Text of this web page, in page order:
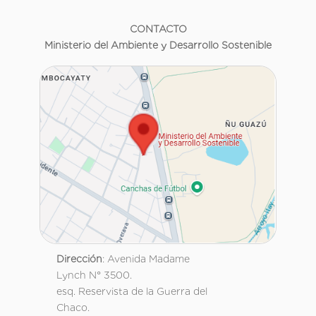
CONTACTO
Ministerio del Ambiente y Desarrollo Sostenible
Dirección: Avenida Madame
Lynch N° 3500.
esq. Reservista de la Guerra del
Chaco.